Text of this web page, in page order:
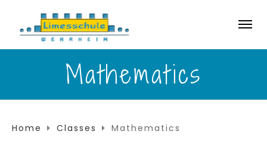
Mathematics
Home Classes Mathematics